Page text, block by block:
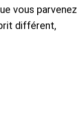
vous parvenez
différent,